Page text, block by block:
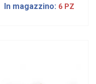
In magazzino: 6 PZ